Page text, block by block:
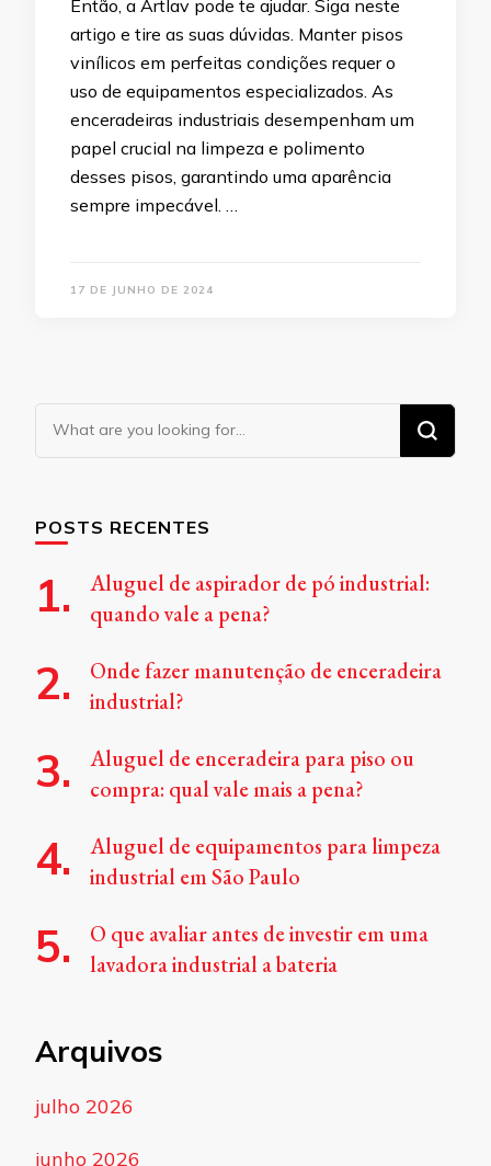
Então, a Artlav pode te ajudar. Siga neste
artigo e tire as suas dúvidas. Manter pisos
vinílicos em perfeitas condições requer o
uso de equipamentos especializados. As
enceradeiras industriais desempenham um
papel crucial na limpeza e polimento
desses pisos, garantindo uma aparência
sempre impecável. …
17 DE JUNHO DE 2024
Looking
for
POSTS RECENTES
Aluguel de aspirador de pó industrial:
quando vale a pena?
Onde fazer manutenção de enceradeira
industrial?
Aluguel de enceradeira para piso ou
compra: qual vale mais a pena?
Aluguel de equipamentos para limpeza
industrial em São Paulo
O que avaliar antes de investir em uma
lavadora industrial a bateria
Arquivos
julho 2026
junho 2026